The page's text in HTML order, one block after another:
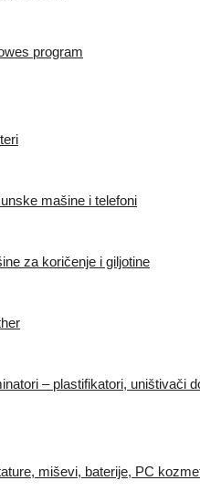
program
mašine i telefoni
za koričenje i giljotine
– plastifikatori, uništivači
miševi, baterije, PC